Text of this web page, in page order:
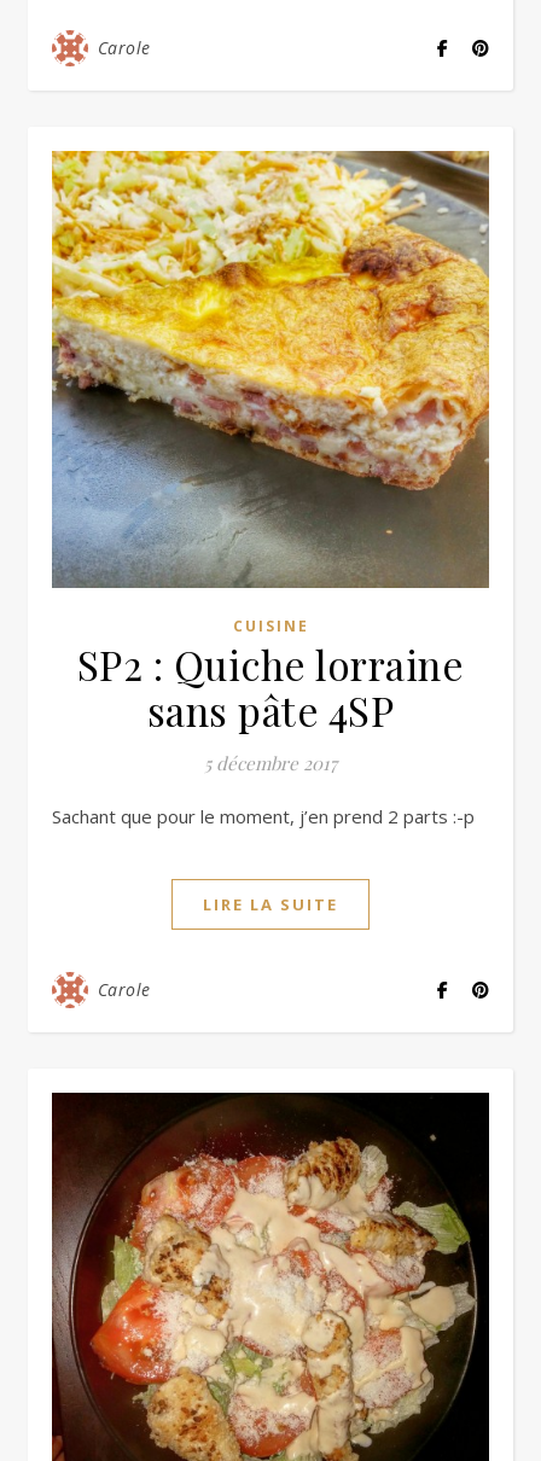
Carole
CUISINE
SP2 : Quiche lorraine
sans pâte 4SP
5 décembre 2017
Sachant que pour le moment, j’en prend 2 parts :-p
LIRE LA SUITE
Carole